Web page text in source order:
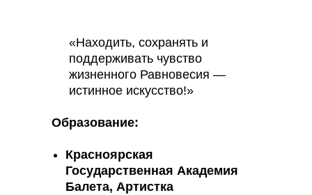
«Находить, сохранять и
поддерживать чувство
жизненного Равновесия —
истинное искусство!»
Образование:
Красноярская
Государственная Академия
Балета, Артистка